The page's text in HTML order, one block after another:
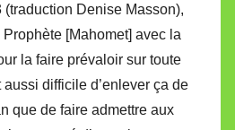
Denise Masson),
[Mahomet] avec la
la faire prévaloir sur toute
difficile d’enlever ça de
que de faire admettre aux